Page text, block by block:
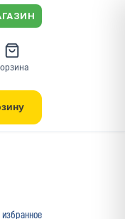
избранное